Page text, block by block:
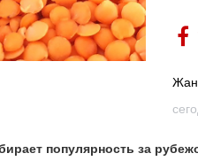
популярность за